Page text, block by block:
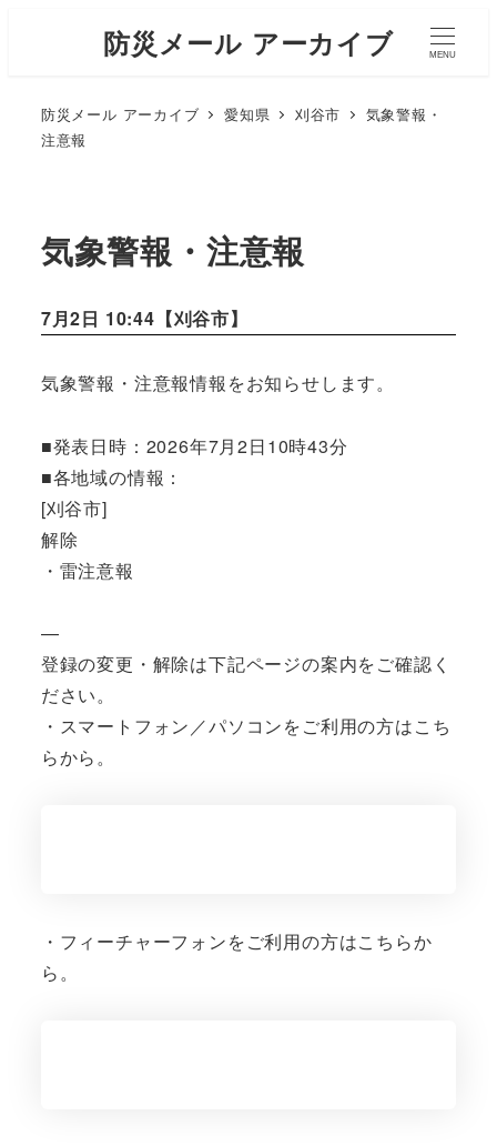
防災メール アーカイブ MENU
防災メール アーカイブ 愛知県 刈谷市
気象警報・
注意報
気象警報・注意報
7月2日 10:44【刈谷市】
気象警報・注意報情報をお知らせします。
■発表日時：2026年7月2日10時43分
■各地域の情報：
[刈谷市]
解除
・雷注意報
—
登録の変更・解除は下記ページの案内をご確認く
ださい。
・スマートフォン／パソコンをご利用の方はこち
らから。
・フィーチャーフォンをご利用の方はこちらか
ら。